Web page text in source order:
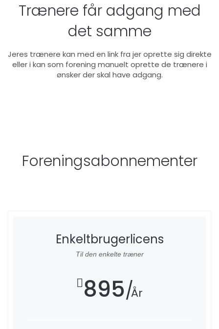
Trænere får adgang med
det samme
Jeres trænere kan med en link fra jer oprette sig direkte
eller i kan som forening manuelt oprette de trænere i
ønsker der skal have adgang.
Foreningsabonnementer
Enkeltbrugerlicens
Til den enkelte træner
895 År